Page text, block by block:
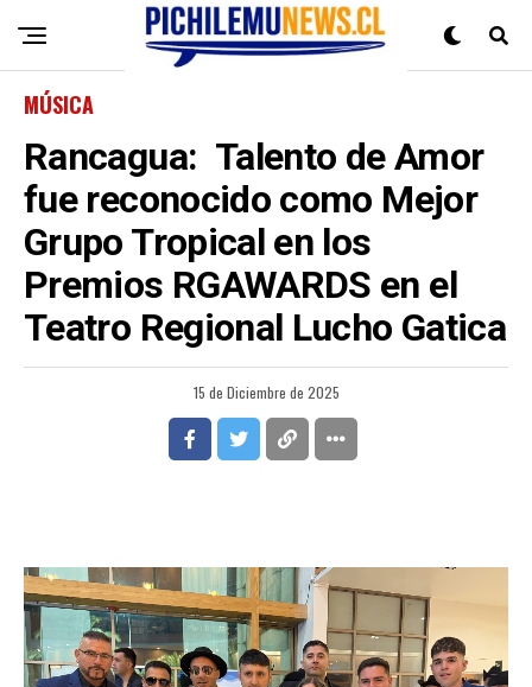
MÚSICA
Rancagua: Talento de Amor
fue reconocido como Mejor
Grupo Tropical en los
Premios RGAWARDS en el
Teatro Regional Lucho Gatica
15 de Diciembre de 2025